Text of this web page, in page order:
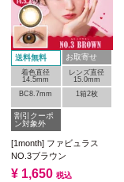
送料無料 お取寄せ
着色直径
14.5mm
レンズ直径
15.0mm
BC8.7mm
1箱2枚
割引クーポ
ン対象外
[1month] ファビュラス
NO.3ブラウン
¥ 1,650 税込